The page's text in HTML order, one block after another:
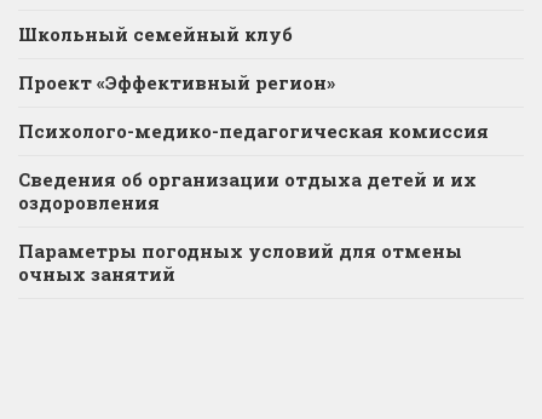
Школьный семейный клуб
Проект «Эффективный регион»
Психолого-медико-педагогическая комиссия
Сведения об организации отдыха детей и их
оздоровления
Параметры погодных условий для отмены
очных занятий